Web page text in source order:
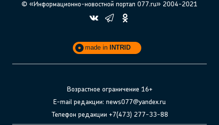
© «Информационно-новостной портал 077.ru» 2004-2021
made in INTRID
Возрастное ограничение 16+
E-mail редакции: news077@yandex.ru
Телефон редакции +7(473) 277-33-88